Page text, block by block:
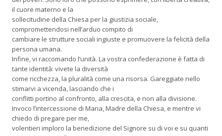
il cuore materno e la
sollecitudine della Chiesa per la giustizia sociale,
compromettendosi nell’arduo compito di
cambiare le strutture sociali ingiuste e promuovere la felicità della
persona umana.
Infine, vi raccomando l’unità. La vostra confederazione è fatta di
tante identità: vivete la diversità
come ricchezza, la pluralità come una risorsa. Gareggiate nello
stimarvi a vicenda, lasciando che i
conflitti portino al confronto, alla crescita, e non alla divisione.
Invoco l’intercessione di Maria, Madre della Chiesa, e mentre vi
chiedo di pregare per me,
volentieri imploro la benedizione del Signore su di voi e su quanti